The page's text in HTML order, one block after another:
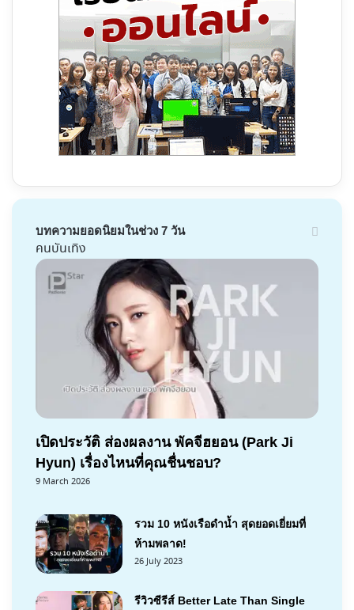
บทความยอดนิยมในช่วง 7 วัน
คนบันเทิง
เปิดประวัติ ส่องผลงาน พัคจีฮยอน (Park Ji
Hyun) เรื่องไหนที่คุณชื่นชอบ?
9 March 2026
รวม 10 หนังเรือดำน้ำ สุดยอดเยี่ยมที่
ห้ามพลาด!
26 July 2023
รีวิวซีรีส์ Better Late Than Single